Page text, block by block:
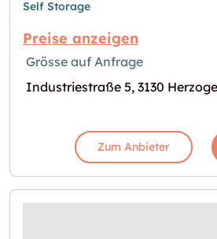
Self Storage
Preise anzeigen
Grösse auf Anfrage
Industriestraße 5, 3130
Zum Anbieter